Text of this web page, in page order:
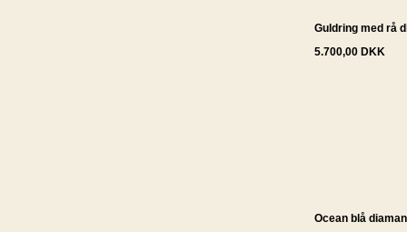
Guldring med rå
5.700,00 DKK
Ocean blå